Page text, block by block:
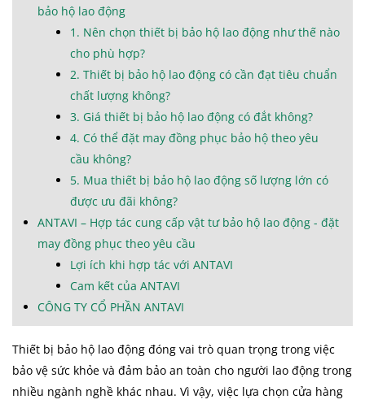
bảo hộ lao động
1. Nên chọn thiết bị bảo hộ lao động như thế nào
cho phù hợp?
2. Thiết bị bảo hộ lao động có cần đạt tiêu chuẩn
chất lượng không?
3. Giá thiết bị bảo hộ lao động có đắt không?
4. Có thể đặt may đồng phục bảo hộ theo yêu
cầu không?
5. Mua thiết bị bảo hộ lao động số lượng lớn có
được ưu đãi không?
ANTAVI – Hợp tác cung cấp vật tư bảo hộ lao động - đặt
may đồng phục theo yêu cầu
Lợi ích khi hợp tác với ANTAVI
Cam kết của ANTAVI
CÔNG TY CỔ PHẦN ANTAVI
Thiết bị bảo hộ lao động đóng vai trò quan trọng trong việc
bảo vệ sức khỏe và đảm bảo an toàn cho người lao động trong
nhiều ngành nghề khác nhau. Vì vậy, việc lựa chọn cửa hàng